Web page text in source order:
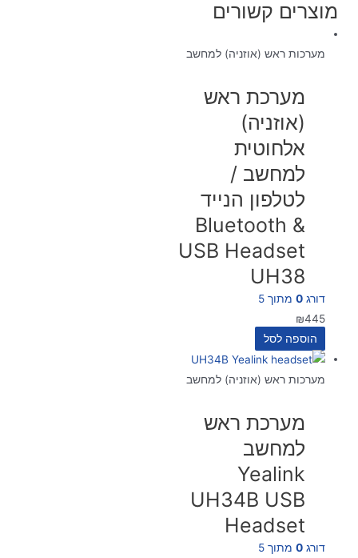
מוצרים קשורים
מערכות ראש (אוזניה) למחשב
מערכת ראש
(אוזניה)
אלחוטית
למחשב /
לטלפון הנייד
Bluetooth &
USB Headset
UH38
דורג0 מתוך 5
₪445
הוספה לסל
מערכות ראש (אוזניה) למחשב
מערכת ראש
למחשב
Yealink
UH34B USB
Headset
דורג0 מתוך 5